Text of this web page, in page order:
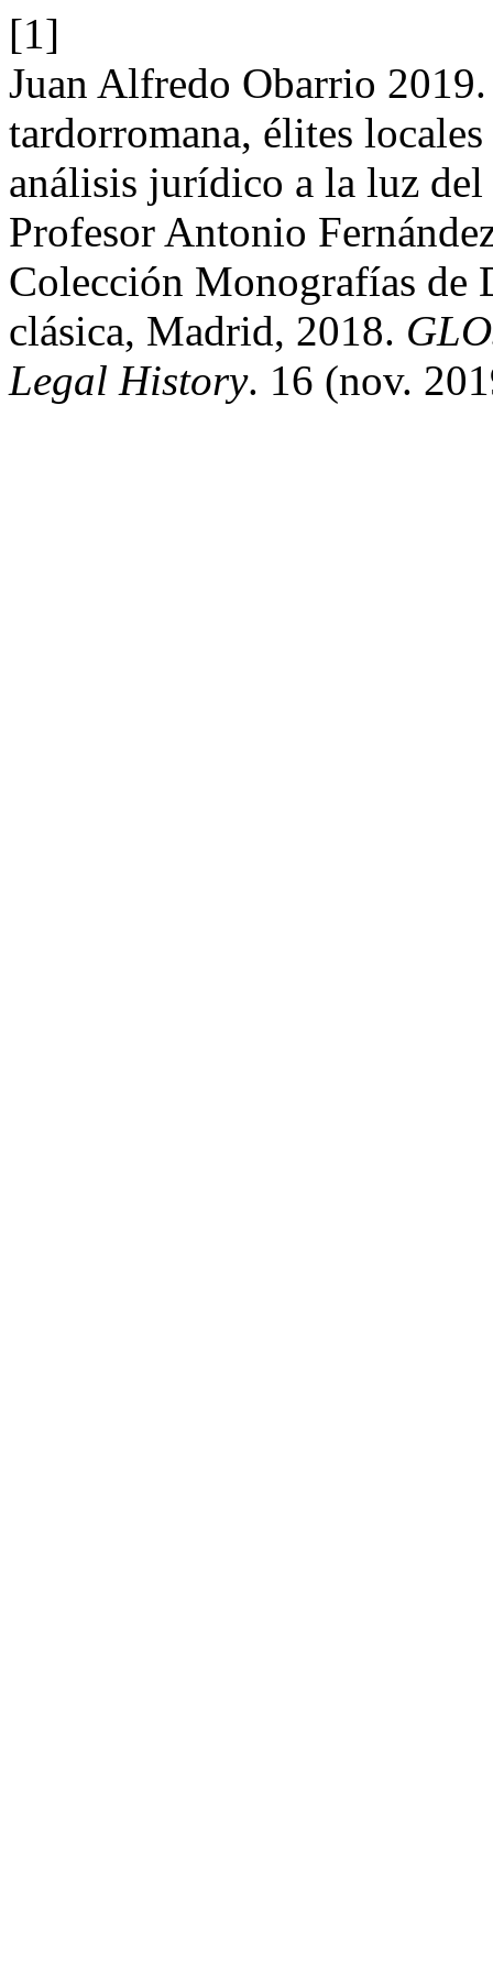
[1]
Juan Alfredo Obarrio
tardorromana, élites
análisis jurídico a la luz
Profesor Antonio
Colección Monografías de
clásica, Madrid, 2018.
Legal History. 16 (nov.